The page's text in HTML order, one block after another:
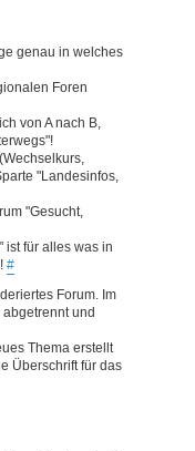
genau in welches
Foren
von A nach B,
"Landesinfos,
"Gesucht,
ist für alles was in
#
Forum. Im
und
Thema erstellt
Überschrift für das